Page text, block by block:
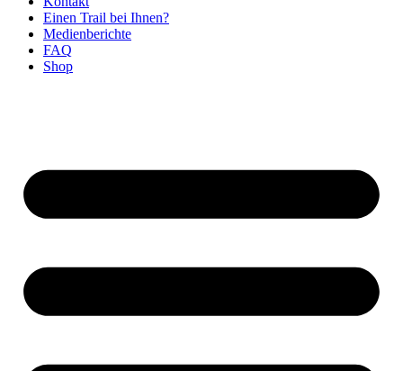
Einen Trail bei Ihnen?
Medienberichte
FAQ
Shop